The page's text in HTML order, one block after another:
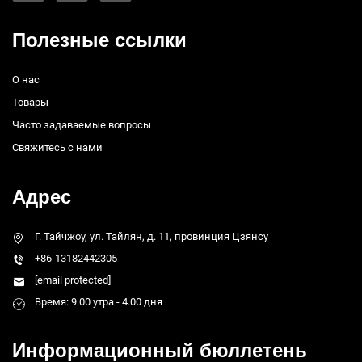
Полезные ссылки
О нас
Товары
Часто задаваемые вопросы
Свяжитесь с нами
Адрес
Г. Тайчжоу, ул. Тайлян, д. 11, провинция Цзянсу
+86-13182442305
[email protected]
Время: 9.00 утра - 4.00 дня
Информационный бюллетень